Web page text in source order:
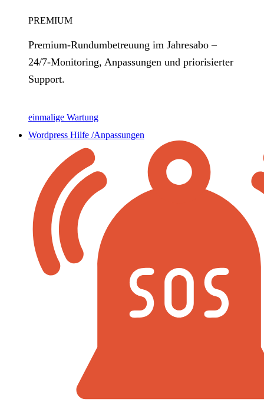
PREMIUM
Premium‑Rundumbetreuung im Jahresabo –
24/7‑Monitoring, Anpassungen und priorisierter
Support.
einmalige Wartung
Wordpress Hilfe /Anpassungen